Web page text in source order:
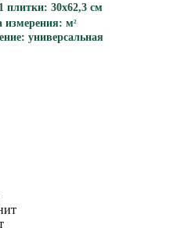
плитки: 30x62,3 см
измерения: м2
универсальная